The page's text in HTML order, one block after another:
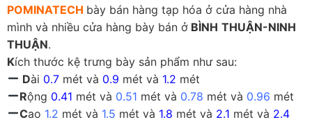
POMINATECH bày bán hàng tạp hóa ở cửa hàng nhà
mình và nhiều cửa hàng bày bán ở BÌNH THUẬN-NINH
THUẬN.
Kích thước kệ trưng bày sản phẩm như sau:
Dài 0.7 mét và 0.9 mét và 1.2 mét
Rộng 0.41 mét và 0.51 mét và 0.78 mét và 0.96 mét
Cao 1.2 mét và 1.5 mét và 1.8 mét và 2.1 mét và 2.4